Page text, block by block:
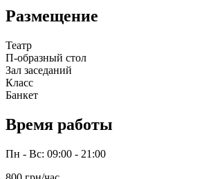
Размещение
Театр
П-образный стол
Зал заседаний
Класс
Банкет
Время работы
Пн - Вс: 09:00 - 21:00